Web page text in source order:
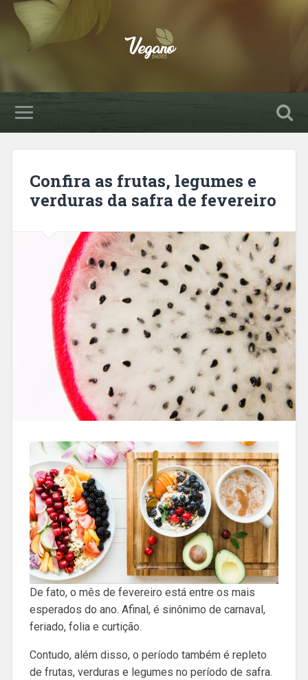
Confira as frutas, legumes e
verduras da safra de fevereiro
De fato, o mês de fevereiro está entre os mais
esperados do ano. Afinal, é sinônimo de carnaval,
feriado, folia e curtição.
Contudo, além disso, o período também é repleto
de frutas, verduras e legumes no período de safra.